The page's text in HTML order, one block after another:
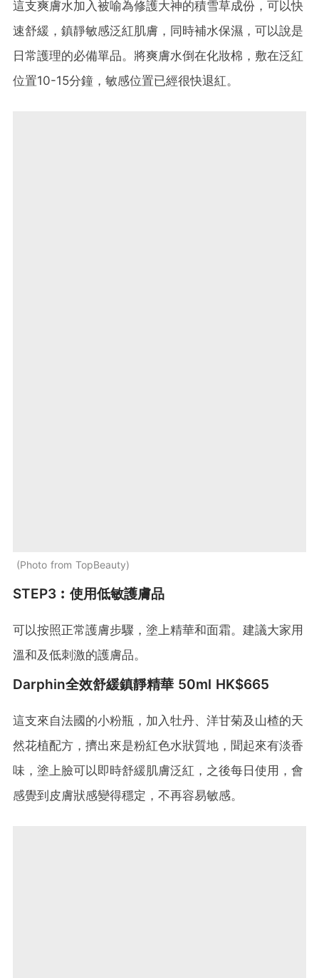
這支爽膚水加入被喻為修護大神的積雪草成份，可以快
速舒緩，鎮靜敏感泛紅肌膚，同時補水保濕，可以說是
日常護理的必備單品。將爽膚水倒在化妝棉，敷在泛紅
位置10-15分鐘，敏感位置已經很快退紅。
Photo from TopBeauty
STEP3︰使用低敏護膚品
可以按照正常護膚步驟，塗上精華和面霜。建議大家用
溫和及低刺激的護膚品。
Darphin全效舒緩鎮靜精華 50ml HK$665
這支來自法國的小粉瓶，加入牡丹、洋甘菊及山楂的天
然花植配方，擠出來是粉紅色水狀質地，聞起來有淡香
味，塗上臉可以即時舒緩肌膚泛紅，之後每日使用，會
感覺到皮膚狀感變得穩定，不再容易敏感。